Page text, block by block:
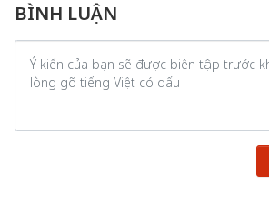
BÌNH LUẬN